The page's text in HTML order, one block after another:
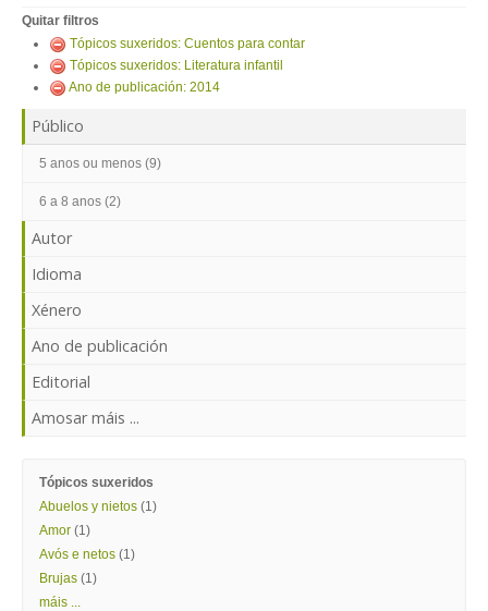
Quitar filtros
Tópicos suxeridos: Cuentos para contar
Tópicos suxeridos: Literatura infantil
Ano de publicación: 2014
Público
5 anos ou menos (9)
6 a 8 anos (2)
Autor
Idioma
Xénero
Ano de publicación
Editorial
Amosar máis ...
Tópicos suxeridos
Abuelos y nietos (1)
Amor (1)
Avós e netos (1)
Brujas (1)
máis ...